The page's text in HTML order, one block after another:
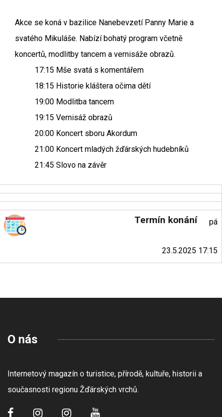
Akce se koná v bazilice Nanebevzetí Panny Marie a
svatého Mikuláše. Nabízí bohatý program včetně
koncertů, modlitby tancem a vernisáže obrazů.
17:15 Mše svatá s komentářem
18:15 Historie kláštera očima dětí
19:00 Modlitba tancem
19:15 Vernisáž obrazů
20:00 Koncert sboru Akordum
21:00 Koncert mladých žďárských hudebníků
21:45 Slovo na závěr
Termín konání pá
23.5.2025 17:15
O nás
Internetový magazín o turistice, přírodě, kultuře, historii a
současnosti regionu Žďárských vrchů.